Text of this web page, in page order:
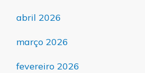
abril 2026
março 2026
fevereiro 2026